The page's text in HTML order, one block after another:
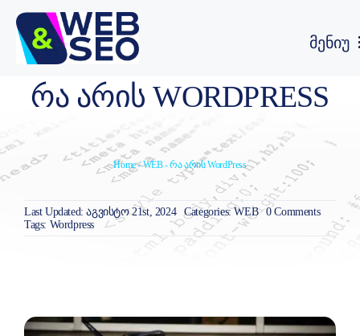
Skip
content
მენიუ
ვებ გვერდის SEO ოპტიმიზაცია
ვებ გვერდის დამზადება
ჩვენ შესახებ
პორტფოლიო
ᲠᲐ ᲐᲠᲘᲡ WORDPRESS
Home-WEB-რა არის WordPress
Last Updated: აგვისტო 21st, 2024 Categories:WEB 0 Commentson
რა
Tags: Wordpress